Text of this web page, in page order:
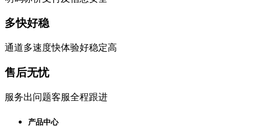
多快好稳
通道多速度快体验好稳定高
售后无忧
服务出问题客服全程跟进
产品中心